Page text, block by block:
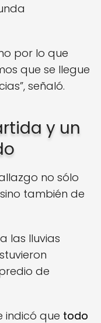
por lo que
que se llegue
señaló.
y un
no sólo
también de
las lluvias
de
indicó que todo